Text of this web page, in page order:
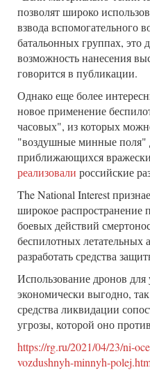
позволят широко
взвода вспомогательного
батальонных группах, это
возможность нанесения
говорится в публикации.
Однако еще более
новое применение
часовых", из которых
"воздушные минные поля"
приближающихся
реализовали российские
The National Interest
широкое распространение
боевых действий
беспилотных летательных
разработать средства
Использование дронов
экономически выгодно,
средства ликвидации
угрозы, которой оно
https://rg.ru/2021/04/23/ni-
vozdushnyh-minnyh-